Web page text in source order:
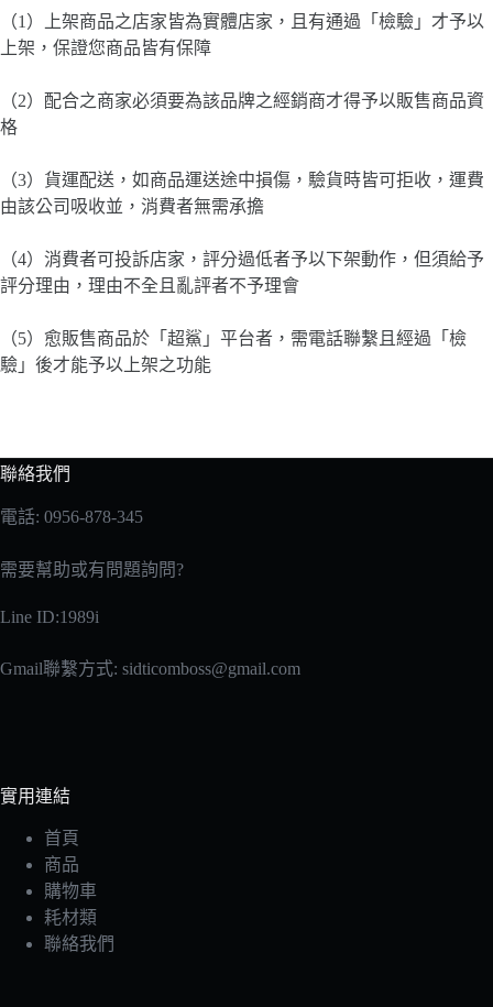
（1）上架商品之店家皆為實體店家，且有通過「檢驗」才予以
上架，保證您商品皆有保障
（2）配合之商家必須要為該品牌之經銷商才得予以販售商品資
格
（3）貨運配送，如商品運送途中損傷，驗貨時皆可拒收，運費
由該公司吸收並，消費者無需承擔
（4）消費者可投訴店家，評分過低者予以下架動作，但須給予
評分理由，理由不全且亂評者不予理會
（5）愈販售商品於「超鯊」平台者，需電話聯繫且經過「檢
驗」後才能予以上架之功能
聯絡我們
電話: 0956-878-345
需要幫助或有問題詢問?
Line ID:1989i
Gmail聯繫方式: sidticomboss@gmail.com
實用連結
首頁
商品
購物車
耗材類
聯絡我們